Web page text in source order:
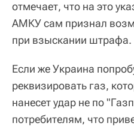
отмечает, что на это
АМКУ сам признал
при взыскании штрафа.
Если же Украина
реквизировать газ,
нанесет удар не по
потребителям, что